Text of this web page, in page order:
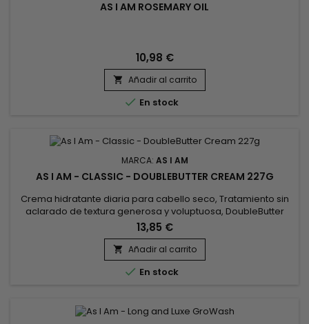
AS I AM ROSEMARY OIL
10,98 €
 Añadir al carrito
 En stock
MARCA: AS I AM
AS I AM - CLASSIC - DOUBLEBUTTER CREAM 227G
Crema hidratante diaria para cabello seco, Tratamiento sin
aclarado de textura generosa y voluptuosa, DoubleButter
Cream revitaliza, suaviza la materia y la vuelve maleable
como se desee. ¡La Crema DoubleButter de As I Am también
es especialmente adecuada para cabellos gruesos! Rica en
emolientes, la crema hidratante aporta suavidad a los rizos y
a los...
13,85 €
 Añadir al carrito
 En stock